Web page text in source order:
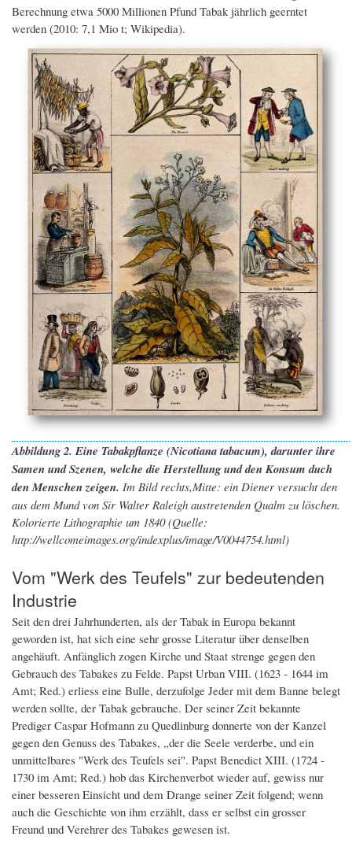
Berechnung etwa 5000 Millionen Pfund Tabak jährlich geerntet
werden (2010: 7,1 Mio t; Wikipedia).
Abbildung 2. Eine Tabakpflanze (Nicotiana tabacum), darunter ihre
Samen und Szenen, welche die Herstellung und den Konsum duch
den Menschen zeigen. Im Bild rechts,Mitte: ein Diener versucht den
aus dem Mund von Sir Walter Raleigh austretenden Qualm zu löschen.
Kolorierte Lithographie um 1840 (Quelle:
http://wellcomeimages.org/indexplus/image/V0044754.html)
Vom "Werk des Teufels" zur bedeutenden
Industrie
Seit den drei Jahrhunderten, als der Tabak in Europa bekannt
geworden ist, hat sich eine sehr grosse Literatur über denselben
angehäuft. Anfänglich zogen Kirche und Staat strenge gegen den
Gebrauch des Tabakes zu Felde. Papst Urban VIII. (1623 - 1644 im
Amt; Red.) erliess eine Bulle, derzufolge Jeder mit dem Banne belegt
werden sollte, der Tabak gebrauche. Der seiner Zeit bekannte
Prediger Caspar Hofmann zu Quedlinburg donnerte von der Kanzel
gegen den Genuss des Tabakes, „der die Seele verderbe, und ein
unmittelbares "Werk des Teufels sei". Papst Benedict XIII. (1724 -
1730 im Amt; Red.) hob das Kirchenverbot wieder auf, gewiss nur
einer besseren Einsicht und dem Drange seiner Zeit folgend; wenn
auch die Geschichte von ihm erzählt, dass er selbst ein grosser
Freund und Verehrer des Tabakes gewesen ist.